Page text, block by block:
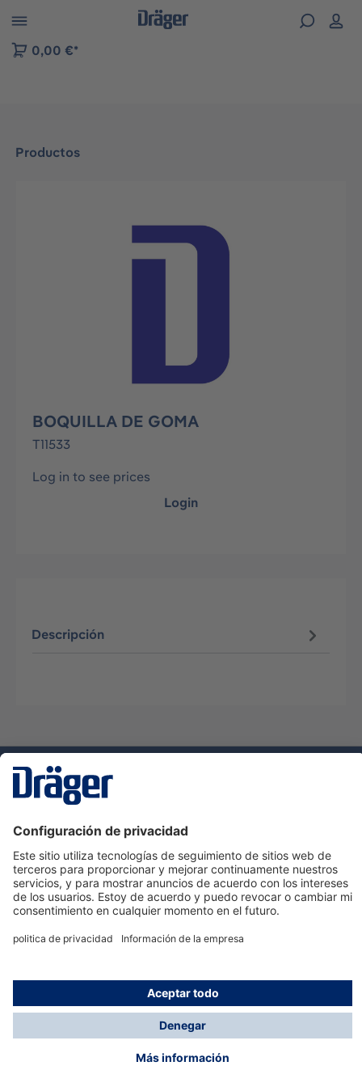
to B2B platform navigation
0,00 €*
Productos
Omitir galería de imágenes
BOQUILLA DE GOMA
T11533
Log in to see prices
Login
Descripción
Servicio de atención al cliente de Dräger
Ayuda
Información
© Dräger Hispania S.A.U., 2024
*Todos los precios no incluyen IVA y posibles gastos
de envío, salvo que indique lo contrario